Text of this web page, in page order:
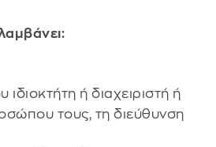
ιδιοκτήτη ή διαχειριστή ή
τους, τη διεύθυνση